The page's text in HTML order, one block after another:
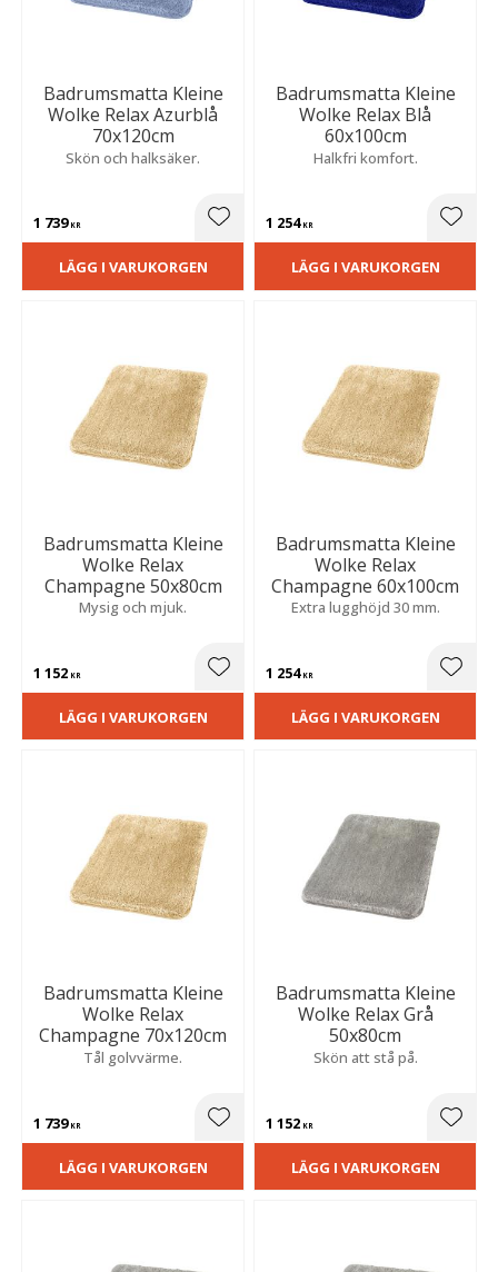
Badrumsmatta Kleine
Wolke Relax Azurblå
70x120cm
Skön och halksäker.
1 739KR Lägg till i favoriter
LÄGG I VARUKORGEN
Badrumsmatta Kleine
Wolke Relax Blå
60x100cm
Halkfri komfort.
1 254KR
LÄGG I VARUKORGEN
Badrumsmatta Kleine
Wolke Relax
Champagne 50x80cm
Mysig och mjuk.
1 152 KR Lägg till i favoriter
LÄGG I VARUKORGEN
Badrumsmatta Kleine
Wolke Relax
Champagne 60x100cm
Extra lugghöjd 30 mm.
1 254KR
LÄGG I VARUKORGEN
Badrumsmatta Kleine
Wolke Relax
Champagne 70x120cm
Tål golvvärme.
1 739KR Lägg till i favoriter
LÄGG I VARUKORGEN
Badrumsmatta Kleine
Wolke Relax Grå
50x80cm
Skön att stå på.
1 152 KR
LÄGG I VARUKORGEN